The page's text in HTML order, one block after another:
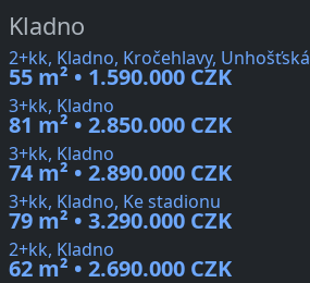
Kladno
2+kk, Kladno, Kročehlavy, Unhošťská
55 m² • 1.590.000 CZK
3+kk, Kladno
81 m² • 2.850.000 CZK
3+kk, Kladno
74 m² • 2.890.000 CZK
3+kk, Kladno, Ke stadionu
79 m² • 3.290.000 CZK
2+kk, Kladno
62 m² • 2.690.000 CZK